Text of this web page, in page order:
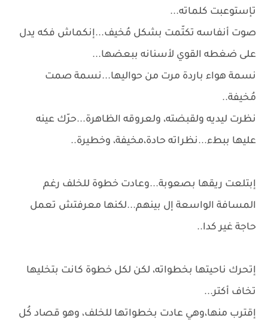
تإستوعبت كلماته...
صوت أنفاسه تكتّمت بشكل مُخيف...إنكماش فكه يدل
على ضغطه القوي لأسنانه ببعضها...
نسمة هواء باردة مرت من حواليها...نسمة صمت
مُخيفة..
نظرت ليديه ولقبضته، ولعروقه الظاهرة...حرّك عينه
عليها ببطء...نظراته حادة،مخيفة، وخطيرة..
إبتلعت ريقها بصعوبة...وعادت خطوة للخلف رغم
المسافة الواسعة إل بينهم...لكنها معرفتش تعمل
حاجة غير كدا..
إتحرك ناحيتها بخطواته، لكن لكل خطوة كانت بتخليها
تخاف أكتر...
إقترب منها،وهي عادت بخطواتها للخلف، وهو قصاد كُل